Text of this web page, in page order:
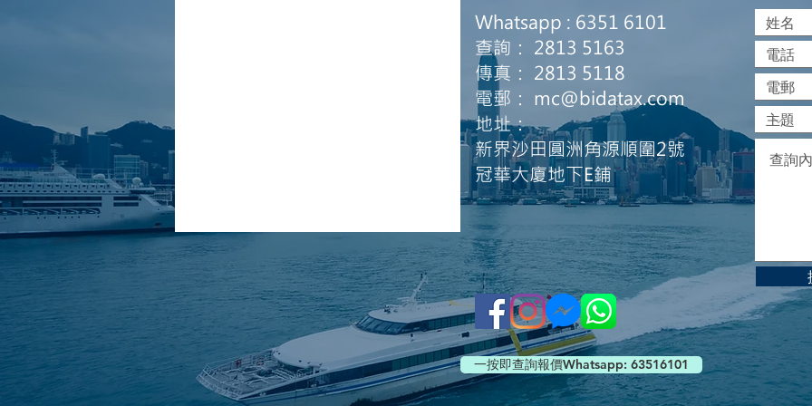
Whatsapp : 6351 6101
查詢： 2813 5163
傳真： 2813 5118
電郵： mc@bidatax.com
地址：
新界沙田圓洲角源順圍2號
冠華大廈地下E鋪
一按即查詢報價Whatsapp: 63516101